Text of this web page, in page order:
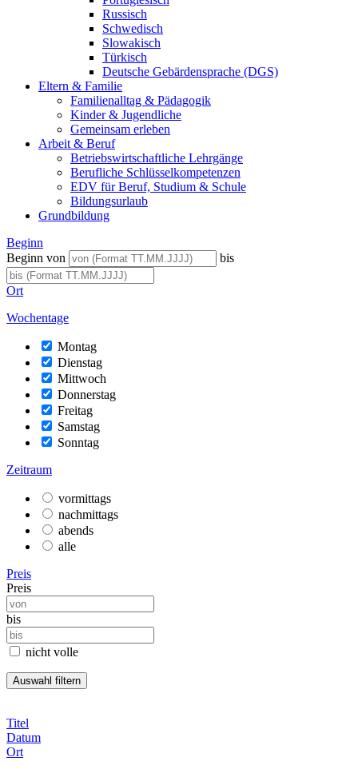
Russisch
Schwedisch
Slowakisch
Türkisch
Deutsche Gebärdensprache (DGS)
Eltern & Familie
Familienalltag & Pädagogik
Kinder & Jugendliche
Gemeinsam erleben
Arbeit & Beruf
Betriebswirtschaftliche Lehrgänge
Berufliche Schlüsselkompetenzen
EDV für Beruf, Studium & Schule
Bildungsurlaub
Grundbildung
Beginn
Beginn von
bis
Ort
Wochentage
Montag
Dienstag
Mittwoch
Donnerstag
Freitag
Samstag
Sonntag
Zeitraum
vormittags
nachmittags
abends
alle
Preis
Preis
bis
nicht volle
Titel
Datum
Ort